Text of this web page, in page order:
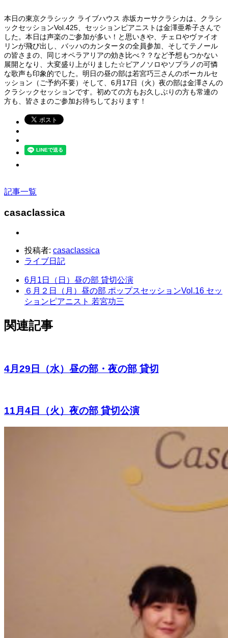
本日の東京クラシック ライブハウス 赤坂カーサクラシカは、クラシ
ックセッションVol.425、セッションピアニストは金澤亜希子さんで
した。本日は声楽のご参加が多い！と思いきや、チェロやヴァイオ
リンが飛び出し、バッハのカンタータの全員参加、そしてテノール
の皆さまの、同じオペラアリアの効き比べ？？など予想もつかない
展開となり、大変盛り上がりました☆ピアノソロやソプラノの可憐
な歌声も印象的でした。明日の昼の部は若宮巧三さんのボーカルセ
ッション（ご予約不要）そして、6月17日（火）夜の部は金澤さんの
クラシックセッションです。初めての方もお久しぶりの方も常連の
方も、皆さまのご参加お待ちしております！
記事一覧
casaclassica
投稿者: casaclassica
ライブ日記
6月1日（日）昼の部 貸切公演
６月２日（月）昼の部 ポップスセッションVol.16 セッ
ションピアニスト 若宮功三
関連記事
4月29日（水）昼の部・夜の部 貸切
11月4日（火）夜の部 貸切公演